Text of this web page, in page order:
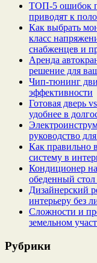
ТОП-5 ошибок
приводят к
Как выбрать
класс
снабженцев и
Аренда
решение для
Чип‑тюнинг
эффективности
Готовая дверь
удобнее в
руководство
Как правильно
систему в
Кондиционер на
обеденный
Дизайнерский
интерьеру без
Сложности и
земельном
Рубрики